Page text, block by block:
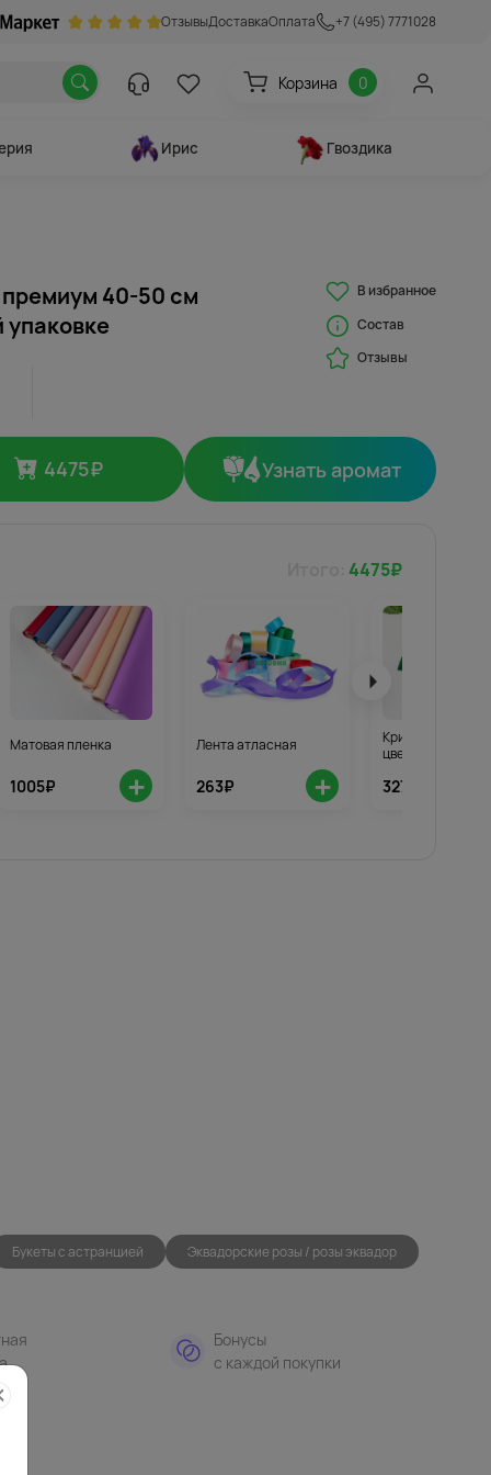
ОтзывыДоставкаОплата +7 (495) 7771028
Корзина 0
Ирис Гвоздика
премиум 40-50 см
упаковке
В избранное
Состав
Отзывы
4475₽ Узнать аромат
4475₽
Матовая пленка
1005₽ +
Лента атласная
263₽ +
Кризал для
цветов 3шт.
327₽
Букеты с астранцией Эквадорские розы / розы эквадор
Бонусы
с каждой покупки